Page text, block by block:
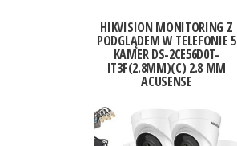
HIKVISION MONITORING Z
PODGLĄDEM W TELEFONIE 5
KAMER DS-2CE56D0T-
IT3F(2.8MM)(C) 2.8 MM
ACUSENSE